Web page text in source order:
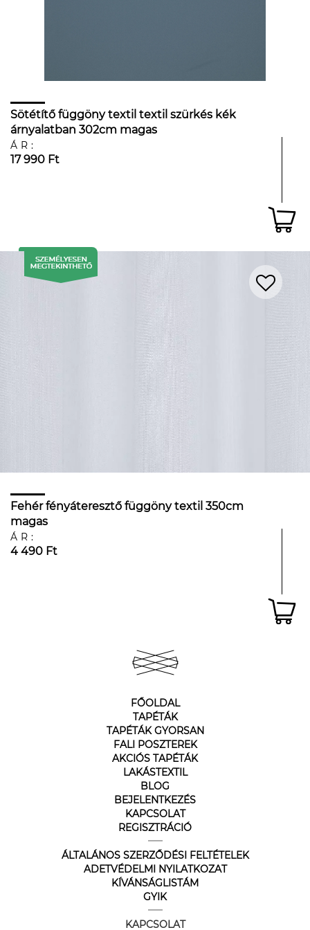
Sötétítő függöny textil textil szürkés kék
árnyalatban 302cm magas
ÁR:
17 990 Ft
Fehér fényáteresztő függöny textil 350cm
magas
ÁR:
4 490 Ft
FŐOLDAL
TAPÉTÁK
TAPÉTÁK GYORSAN
FALI POSZTEREK
AKCIÓS TAPÉTÁK
LAKÁSTEXTIL
BLOG
BEJELENTKEZÉS
KAPCSOLAT
REGISZTRÁCIÓ
ÁLTALÁNOS SZERZŐDÉSI FELTÉTELEK
ADETVÉDELMI NYILATKOZAT
KÍVÁNSÁGLISTÁM
GYIK
KAPCSOLAT